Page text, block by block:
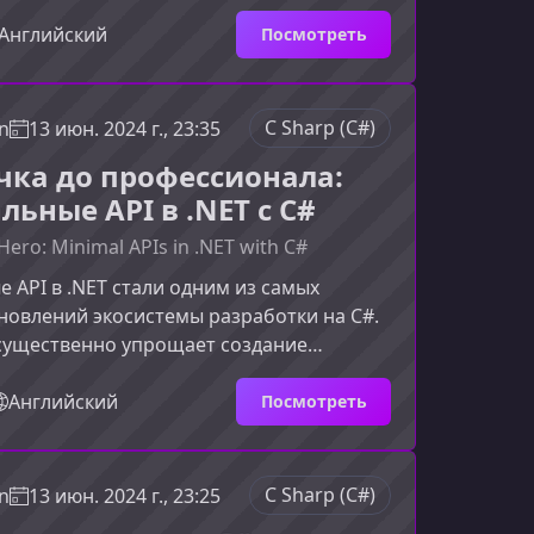
систем. Эта программа идеально
кто делает первые шаги в мире обмена
или хочет структурировать свои знания
подходы.Что вы изучите
курса последовательно
понятия, практику и лучшие
уверенн
Посмотреть
13 июн. 2024 г., 23:35 C Sharp (C#)
до профессионала:
API в .NET с C#
Minimal APIs in .NET with C#
в .NET стали одним из самых
экосистемы разработки на C#.
упрощает создание
сохраняя при этом высокую
и гибкость. Что представляют
API в .NETМинимальные API —
способ создания HTTP‑эндпоинтов в
использования громоздкой
Такой подход позволяет
Английский Посмотреть
13 июн. 2024 г., 23:25 C Sharp (C#)